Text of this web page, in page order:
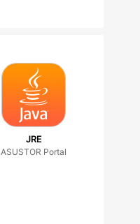
JRE
ASUSTOR Portal